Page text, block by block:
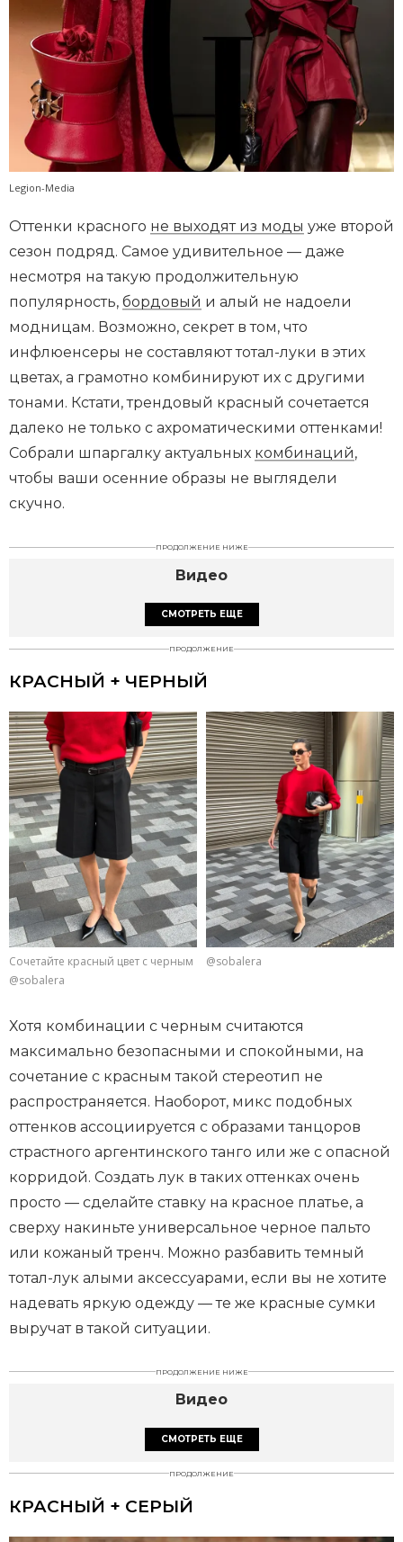
Legion-Media
Оттенки красного не выходят из моды уже второй
сезон подряд. Самое удивительное — даже
несмотря на такую продолжительную
популярность, бордовый и алый не надоели
модницам. Возможно, секрет в том, что
инфлюенсеры не составляют тотал-луки в этих
цветах, а грамотно комбинируют их с другими
тонами. Кстати, трендовый красный сочетается
далеко не только с ахроматическими оттенками!
Собрали шпаргалку актуальных комбинаций,
чтобы ваши осенние образы не выглядели
скучно.
ПРОДОЛЖЕНИЕ НИЖЕ
Видео
СМОТРЕТЬ ЕЩЕ
ПРОДОЛЖЕНИЕ
КРАСНЫЙ + ЧЕРНЫЙ
Сочетайте красный цвет с черным
@sobalera
@sobalera
Хотя комбинации с черным считаются
максимально безопасными и спокойными, на
сочетание с красным такой стереотип не
распространяется. Наоборот, микс подобных
оттенков ассоциируется с образами танцоров
страстного аргентинского танго или же с опасной
корридой. Создать лук в таких оттенках очень
просто — сделайте ставку на красное платье, а
сверху накиньте универсальное черное пальто
или кожаный тренч. Можно разбавить темный
тотал-лук алыми аксессуарами, если вы не хотите
надевать яркую одежду — те же красные сумки
выручат в такой ситуации.
ПРОДОЛЖЕНИЕ НИЖЕ
Видео
СМОТРЕТЬ ЕЩЕ
ПРОДОЛЖЕНИЕ
КРАСНЫЙ + СЕРЫЙ